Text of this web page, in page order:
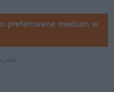
preferowane medium w